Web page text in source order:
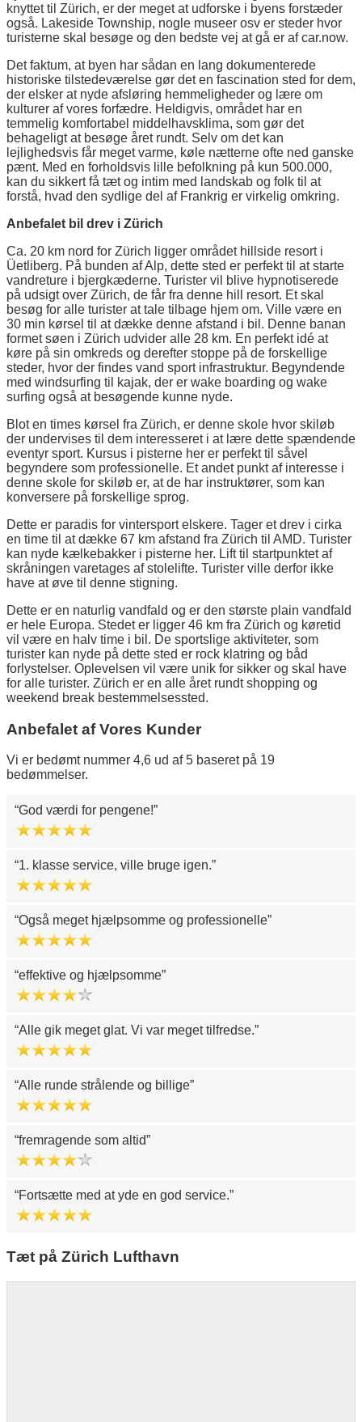
knyttet til Zürich, er der meget at udforske i byens forstæder
også. Lakeside Township, nogle museer osv er steder hvor
turisterne skal besøge og den bedste vej at gå er af car.now.
Det faktum, at byen har sådan en lang dokumenterede
historiske tilstedeværelse gør det en fascination sted for dem,
der elsker at nyde afsløring hemmeligheder og lære om
kulturer af vores forfædre. Heldigvis, området har en
temmelig komfortabel middelhavsklima, som gør det
behageligt at besøge året rundt. Selv om det kan
lejlighedsvis får meget varme, køle nætterne ofte ned ganske
pænt. Med en forholdsvis lille befolkning på kun 500.000,
kan du sikkert få tæt og intim med landskab og folk til at
forstå, hvad den sydlige del af Frankrig er virkelig omkring.
Anbefalet bil drev i Zürich
Ca. 20 km nord for Zürich ligger området hillside resort i
Üetliberg. På bunden af Alp, dette sted er perfekt til at starte
vandreture i bjergkæderne. Turister vil blive hypnotiserede
på udsigt over Zürich, de får fra denne hill resort. Et skal
besøg for alle turister at tale tilbage hjem om. Ville være en
30 min kørsel til at dække denne afstand i bil. Denne banan
formet søen i Zürich udvider alle 28 km. En perfekt idé at
køre på sin omkreds og derefter stoppe på de forskellige
steder, hvor der findes vand sport infrastruktur. Begyndende
med windsurfing til kajak, der er wake boarding og wake
surfing også at besøgende kunne nyde.
Blot en times kørsel fra Zürich, er denne skole hvor skiløb
der undervises til dem interesseret i at lære dette spændende
eventyr sport. Kursus i pisterne her er perfekt til såvel
begyndere som professionelle. Et andet punkt af interesse i
denne skole for skiløb er, at de har instruktører, som kan
konversere på forskellige sprog.
Dette er paradis for vintersport elskere. Tager et drev i cirka
en time til at dække 67 km afstand fra Zürich til AMD. Turister
kan nyde kælkebakker i pisterne her. Lift til startpunktet af
skråningen varetages af stolelifte. Turister ville derfor ikke
have at øve til denne stigning.
Dette er en naturlig vandfald og er den største plain vandfald
er hele Europa. Stedet er ligger 46 km fra Zürich og køretid
vil være en halv time i bil. De sportslige aktiviteter, som
turister kan nyde på dette sted er rock klatring og båd
forlystelser. Oplevelsen vil være unik for sikker og skal have
for alle turister. Zürich er en alle året rundt shopping og
weekend break bestemmelsessted.
Anbefalet af Vores Kunder
Vi er bedømt nummer 4,6 ud af 5 baseret på 19
bedømmelser.
God værdi for pengene!
1. klasse service, ville bruge igen.
Også meget hjælpsomme og professionelle
effektive og hjælpsomme
Alle gik meget glat. Vi var meget tilfredse.
Alle runde strålende og billige
fremragende som altid
Fortsætte med at yde en god service.
Tæt på Zürich Lufthavn